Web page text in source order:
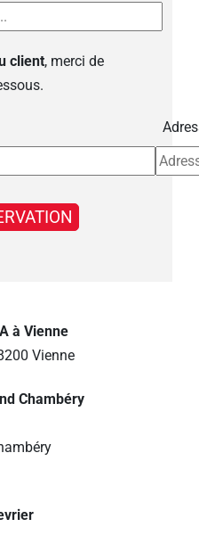
client, merci de
à Vienne
Vienne
Chambéry